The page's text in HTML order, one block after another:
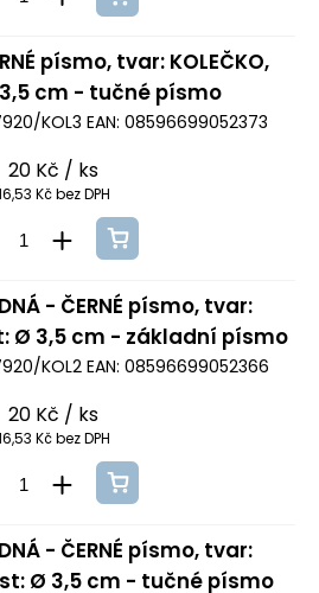
písmo, tvar: KOLEČKO,
cm - tučné písmo
KOL3 EAN: 08596699052373
20 Kč / ks
Kč bez DPH
- ČERNÉ písmo, tvar:
Ø 3,5 cm - základní písmo
KOL2 EAN: 08596699052366
20 Kč / ks
Kč bez DPH
- ČERNÉ písmo, tvar:
Ø 3,5 cm - tučné písmo